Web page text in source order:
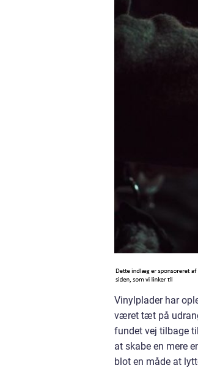
Vinylplader har
været tæt på
fundet vej tilbage
at skabe en mere
blot en måde at